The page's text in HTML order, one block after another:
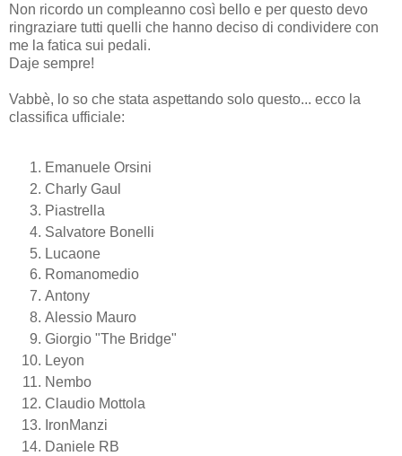
Non ricordo un compleanno così bello e per questo devo
ringraziare tutti quelli che hanno deciso di condividere con
me la fatica sui pedali.
Daje sempre!
Vabbè, lo so che stata aspettando solo questo... ecco la
classifica ufficiale:
Emanuele Orsini
Charly Gaul
Piastrella
Salvatore Bonelli
Lucaone
Romanomedio
Antony
Alessio Mauro
Giorgio "The Bridge"
Leyon
Nembo
Claudio Mottola
IronManzi
Daniele RB